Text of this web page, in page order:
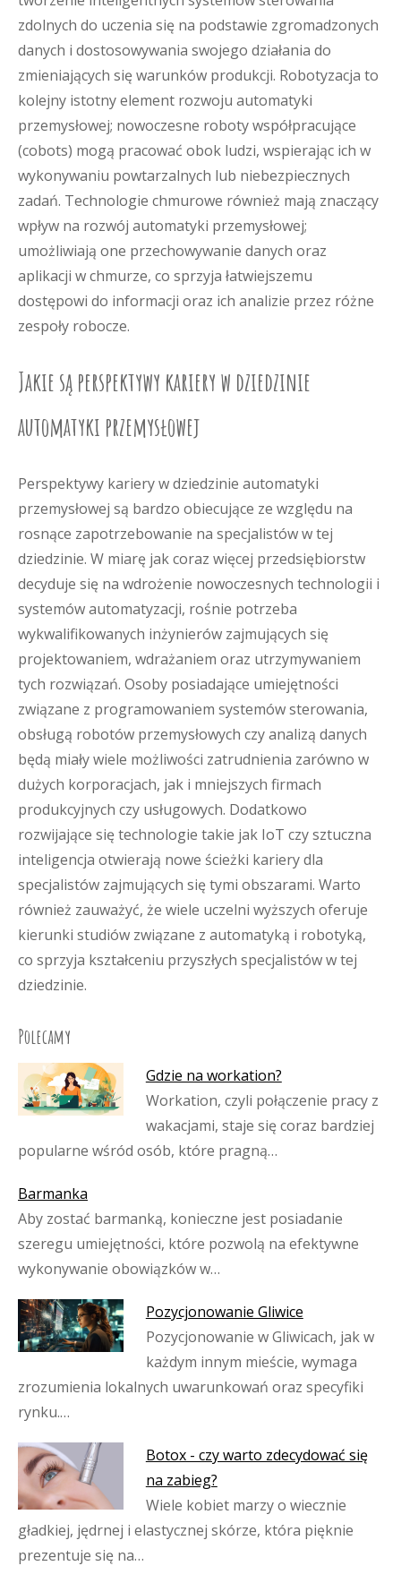
zdolnych do uczenia się na podstawie zgromadzonych
danych i dostosowywania swojego działania do
zmieniających się warunków produkcji. Robotyzacja to
kolejny istotny element rozwoju automatyki
przemysłowej; nowoczesne roboty współpracujące
(cobots) mogą pracować obok ludzi, wspierając ich w
wykonywaniu powtarzalnych lub niebezpiecznych
zadań. Technologie chmurowe również mają znaczący
wpływ na rozwój automatyki przemysłowej;
umożliwiają one przechowywanie danych oraz
aplikacji w chmurze, co sprzyja łatwiejszemu
dostępowi do informacji oraz ich analizie przez różne
zespoły robocze.
Jakie są perspektywy kariery w dziedzinie
automatyki przemysłowej
Perspektywy kariery w dziedzinie automatyki
przemysłowej są bardzo obiecujące ze względu na
rosnące zapotrzebowanie na specjalistów w tej
dziedzinie. W miarę jak coraz więcej przedsiębiorstw
decyduje się na wdrożenie nowoczesnych technologii i
systemów automatyzacji, rośnie potrzeba
wykwalifikowanych inżynierów zajmujących się
projektowaniem, wdrażaniem oraz utrzymywaniem
tych rozwiązań. Osoby posiadające umiejętności
związane z programowaniem systemów sterowania,
obsługą robotów przemysłowych czy analizą danych
będą miały wiele możliwości zatrudnienia zarówno w
dużych korporacjach, jak i mniejszych firmach
produkcyjnych czy usługowych. Dodatkowo
rozwijające się technologie takie jak IoT czy sztuczna
inteligencja otwierają nowe ścieżki kariery dla
specjalistów zajmujących się tymi obszarami. Warto
również zauważyć, że wiele uczelni wyższych oferuje
kierunki studiów związane z automatyką i robotyką,
co sprzyja kształceniu przyszłych specjalistów w tej
dziedzinie.
Polecamy
Gdzie na workation?
Workation, czyli połączenie pracy z
wakacjami, staje się coraz bardziej
popularne wśród osób, które pragną…
Barmanka
Aby zostać barmanką, konieczne jest posiadanie
szeregu umiejętności, które pozwolą na efektywne
wykonywanie obowiązków w…
Pozycjonowanie Gliwice
Pozycjonowanie w Gliwicach, jak w
każdym innym mieście, wymaga
zrozumienia lokalnych uwarunkowań oraz specyfiki
rynku.…
Botox - czy warto zdecydować się
na zabieg?
Wiele kobiet marzy o wiecznie
gładkiej, jędrnej i elastycznej skórze, która pięknie
prezentuje się na…